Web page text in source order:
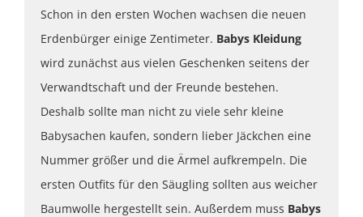
Schon in den ersten Wochen wachsen die neuen
Erdenbürger einige Zentimeter. Babys Kleidung
wird zunächst aus vielen Geschenken seitens der
Verwandtschaft und der Freunde bestehen.
Deshalb sollte man nicht zu viele sehr kleine
Babysachen kaufen, sondern lieber Jäckchen eine
Nummer größer und die Ärmel aufkrempeln. Die
ersten Outfits für den Säugling sollten aus weicher
Baumwolle hergestellt sein. Außerdem muss Babys